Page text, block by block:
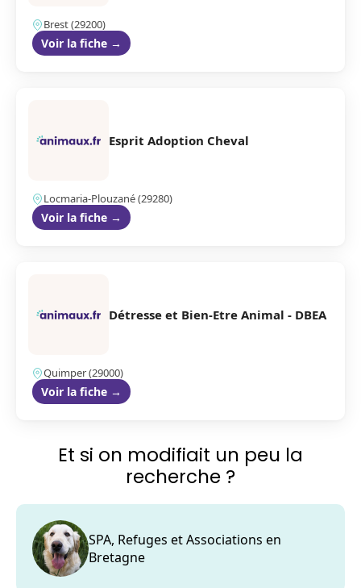
Brest (29200)
Voir la fiche →
Esprit Adoption Cheval
Locmaria-Plouzané (29280)
Voir la fiche →
Détresse et Bien-Etre Animal - DBEA
Quimper (29000)
Voir la fiche →
Et si on modifiait un peu la
recherche ?
SPA, Refuges et Associations en
Bretagne